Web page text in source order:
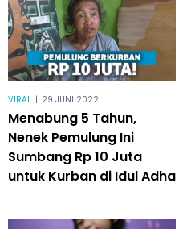
VIRAL | 29 JUNI 2022
Menabung 5 Tahun,
Nenek Pemulung Ini
Sumbang Rp 10 Juta
untuk Kurban di Idul Adha